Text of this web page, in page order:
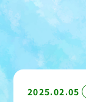
2025.02.05